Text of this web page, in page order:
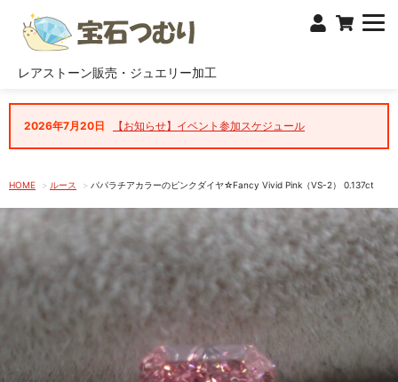
レアストーン販売・ジュエリー加工
2026年7月20日 【お知らせ】イベント参加スケジュール
HOME ルース パパラチアカラーのピンクダイヤ☆Fancy Vivid Pink（VS-2） 0.137ct